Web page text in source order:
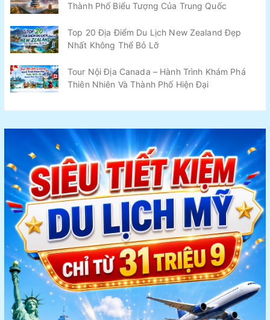
Thành Phố Biểu Tượng Của Trung Quốc
Top 20 Địa Điểm Du Lịch New Zealand Đẹp
Nhất Không Thể Bỏ Lỡ
Tour Nội Địa Canada – Hành Trình Khám Phá
Thiên Nhiên Và Thành Phố Hiện Đại